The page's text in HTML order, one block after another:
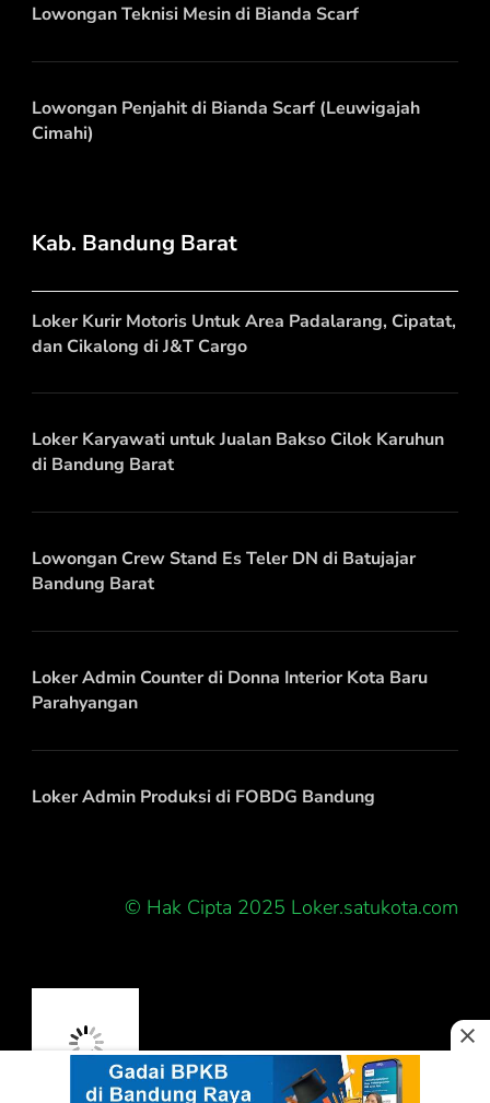
Lowongan Teknisi Mesin di Bianda Scarf
Lowongan Penjahit di Bianda Scarf (Leuwigajah
Cimahi)
Kab. Bandung Barat
Loker Kurir Motoris Untuk Area Padalarang, Cipatat,
dan Cikalong di J&T Cargo
Loker Karyawati untuk Jualan Bakso Cilok Karuhun
di Bandung Barat
Lowongan Crew Stand Es Teler DN di Batujajar
Bandung Barat
Loker Admin Counter di Donna Interior Kota Baru
Parahyangan
Loker Admin Produksi di FOBDG Bandung
© Hak Cipta 2025 Loker.satukota.com